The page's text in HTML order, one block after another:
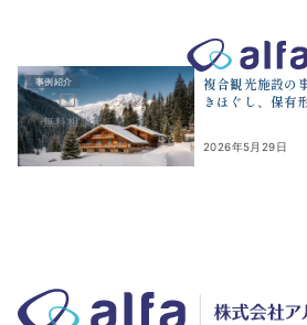
無料相談
株式会社アルファコンサルティング｜
事例紹介
複合観光施設の
きほぐし、保有
2026年5月29日